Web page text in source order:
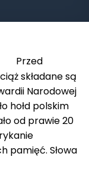
Przed
składane są
Narodowej
hołd polskim
od prawie 20
pamięć. Słowa